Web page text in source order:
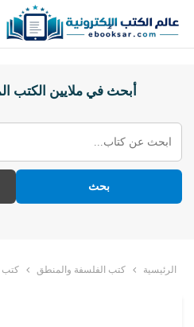
أبحث في ملايين الكتب
بحث
الرئيسية كتب الفلسفة والمنطق كتب